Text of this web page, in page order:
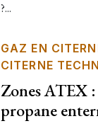
?...
GAZ EN
CITERNE
Zones ATEX
propane